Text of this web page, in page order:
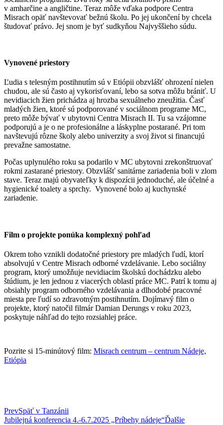
v amharčine a angličtine. Teraz môže vďaka podpore Centra
Misrach opäť navštevovať bežnú školu. Po jej ukončení by chcela
študovať právo. Jej snom je byť sudkyňou Najvyššieho súdu.
Vynovené priestory
Ľudia s telesným postihnutím sú v Etiópii obzvlášť ohrození nielen
chudou, ale sú často aj vykorisťovaní, lebo sa sotva môžu brániť. U
nevidiacich žien prichádza aj hrozba sexuálneho zneužitia. Časť
mladých žien, ktoré sú podporované v sociálnom programe MC,
preto môže bývať v ubytovni Centra Misrach II. Tu sa vzájomne
podporujú a je o ne profesionálne a láskyplne postarané. Pri tom
navštevujú rôzne školy alebo univerzity a svoj život si financujú
prevažne samostatne.
Počas uplynulého roku sa podarilo v MC ubytovni zrekonštruovať
rokmi zastarané priestory. Obzvlášť sanitárne zariadenia boli v zlom
stave. Teraz majú obyvateľky k dispozícii jednoduché, ale účelné a
hygienické toalety a sprchy. Vynovené bolo aj kuchynské
zariadenie.
Film o projekte ponúka komplexný pohľad
Okrem toho vznikli dodatočné priestory pre mladých ľudí, ktorí
absolvujú v Centre Misrach odborné vzdelávanie. Lebo sociálny
program, ktorý umožňuje nevidiacim školskú dochádzku alebo
štúdium, je len jednou z viacerých oblastí práce MC. Patrí k tomu aj
obsiahly program odborného vzdelávania a dlhodobé pracovné
miesta pre ľudí so zdravotným postihnutím. Dojímavý film o
projekte, ktorý natočil filmár Damian Derungs v roku 2023,
poskytuje náhľad do tejto rozsiahlej práce.
Pozrite si 15-minútový film: Misrach centrum – centrum Nádeje,
Etiópia
PrevSpäť v Tanzánii
Jubilejná konferencia 4.-6.7.2025 „Príbehy nádeje“Ďalšie